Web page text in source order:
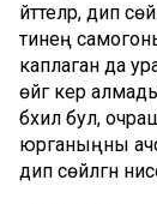
әйттеләр, дип
әтинең
каплаган да
өйгә керә
бәхил бул,
юрганыңны
дип сөйләгән